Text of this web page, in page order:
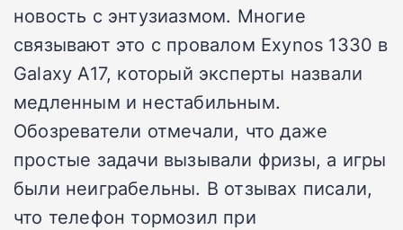
новость с энтузиазмом. Многие
связывают это с провалом Exynos 1330 в
Galaxy A17, который эксперты назвали
медленным и нестабильным.
Обозреватели отмечали, что даже
простые задачи вызывали фризы, а игры
были неиграбельны. В отзывах писали,
что телефон тормозил при